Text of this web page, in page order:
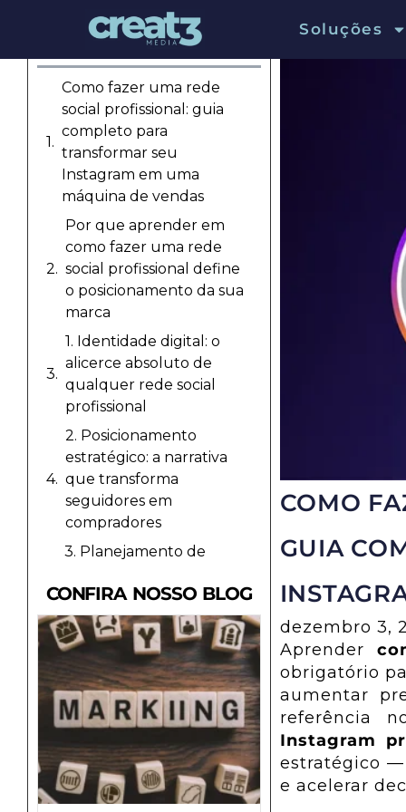
Soluções
COMO
GUIA
dezembro 3,
Aprender
obrigatório
aumentar
referência
Instagram
estratégico —
e acelerar
Como fazer uma rede
social profissional: guia
completo para
transformar seu
Instagram em uma
máquina de vendas
Por que aprender em
como fazer uma rede
social profissional define
o posicionamento da sua
marca
1. Identidade digital: o
alicerce absoluto de
qualquer rede social
profissional
2. Posicionamento
estratégico: a narrativa
que transforma
seguidores em
compradores
3. Planejamento de
social profissional ganha
forma
Tabela estratégica de
conteúdos – 5 semanas
estruturadas
4. Conteúdo de alto
padrão: o diferencial das
marcas que crescem
rápido
CONFIRA NOSSO BLOG